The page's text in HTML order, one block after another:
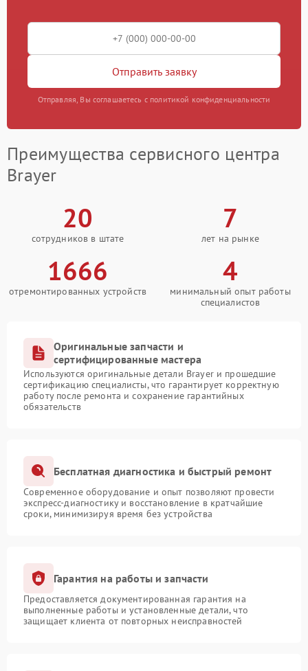
Отправить заявку
Отправляя, Вы соглашаетесь с политикой конфиденциальности
Преимущества сервисного центра
Brayer
20
сотрудников в штате
7
лет на рынке
1666
отремонтированных устройств
4
минимальный опыт работы
специалистов
Оригинальные запчасти и
сертифицированные мастера
Используются оригинальные детали Brayer и прошедшие
сертификацию специалисты, что гарантирует корректную
работу после ремонта и сохранение гарантийных
обязательств
Бесплатная диагностика и быстрый ремонт
Современное оборудование и опыт позволяют провести
экспресс-диагностику и восстановление в кратчайшие
сроки, минимизируя время без устройства
Гарантия на работы и запчасти
Предоставляется документированная гарантия на
выполненные работы и установленные детали, что
защищает клиента от повторных неисправностей